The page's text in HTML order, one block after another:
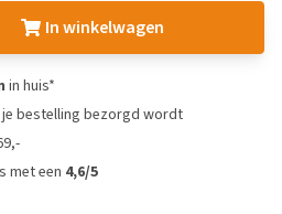
In winkelwagen
in huis*
je bestelling bezorgd wordt
met een 4,6/5